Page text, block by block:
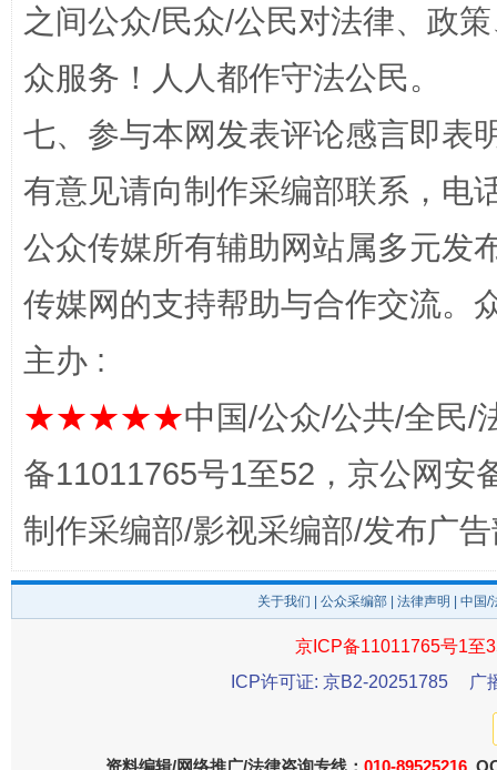
“蜀中异人”王建安的艺术幻境
东山县通报“牛蛙产品抗生素超标问题” 法
之间公众/民众/公民对法律、政
众服务！人人都作守法公民。
七、参与本网发表评论感言即表
有意见请向制作采编部联系，电
公众传媒所有辅助网站属多元发
传媒网的支持帮助与合作交流。
主办 :
★★★★★中国/公众/公共/全民/
备11011765号1至52，京公网安
制作采编部/影视采编部/发布广
关于我们 公众采编部 法律声明 | 中国
京ICP备11011765号1至
ICP许可证: 京B2-20251785
广
资料编辑/网络推广/法律咨询专线： 010-89525216